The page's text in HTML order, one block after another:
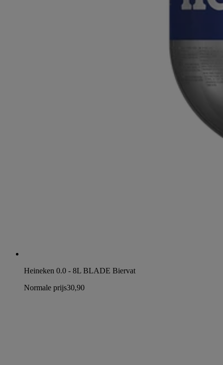
Heineken 0.0 - 8L BLADE Biervat
Normale prijs30,90